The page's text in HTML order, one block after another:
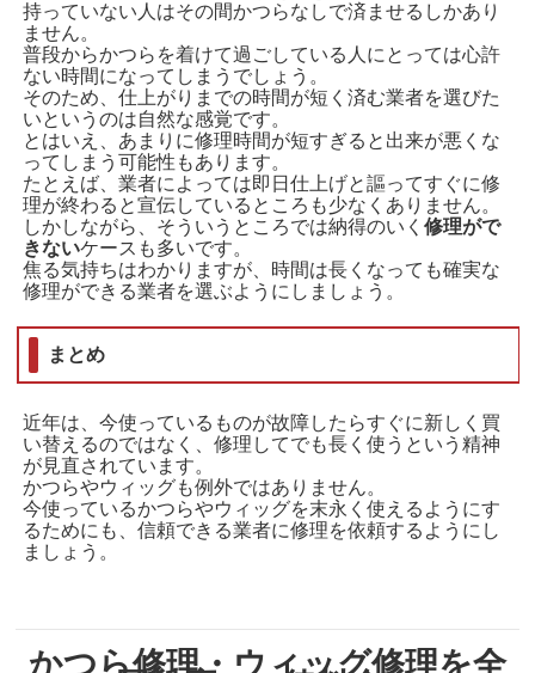
持っていない人はその間かつらなしで済ませるしかあり
ません。
普段からかつらを着けて過ごしている人にとっては心許
ない時間になってしまうでしょう。
そのため、仕上がりまでの時間が短く済む業者を選びた
いというのは自然な感覚です。
とはいえ、あまりに修理時間が短すぎると出来が悪くな
ってしまう可能性もあります。
たとえば、業者によっては即日仕上げと謳ってすぐに修
理が終わると宣伝しているところも少なくありません。
しかしながら、そういうところでは納得のいく修理がで
きないケースも多いです。
焦る気持ちはわかりますが、時間は長くなっても確実な
修理ができる業者を選ぶようにしましょう。
まとめ
近年は、今使っているものが故障したらすぐに新しく買
い替えるのではなく、修理してでも長く使うという精神
が見直されています。
かつらやウィッグも例外ではありません。
今使っているかつらやウィッグを末永く使えるようにす
るためにも、信頼できる業者に修理を依頼するようにし
ましょう。
かつら修理・ウィッグ修理を全